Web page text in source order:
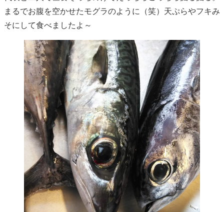
まるでお腹を空かせたモグラのように（笑）天ぷらやフキみ
そにして食べましたよ～